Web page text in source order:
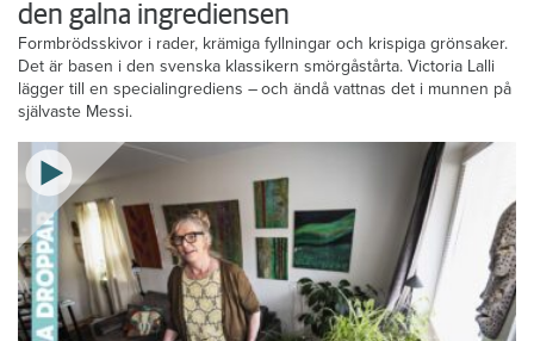
den galna ingrediensen
Formbrödsskivor i rader, krämiga fyllningar och krispiga grönsaker.
Det är basen i den svenska klassikern smörgåstårta. Victoria Lalli
lägger till en specialingrediens – och ändå vattnas det i munnen på
självaste Messi.